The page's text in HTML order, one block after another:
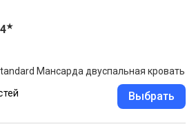
4★
Мансарда двуспальная кровать
Выбрать